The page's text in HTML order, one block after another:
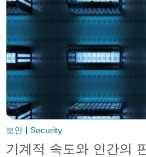
보안 | Security
기계적 속도와 인간의